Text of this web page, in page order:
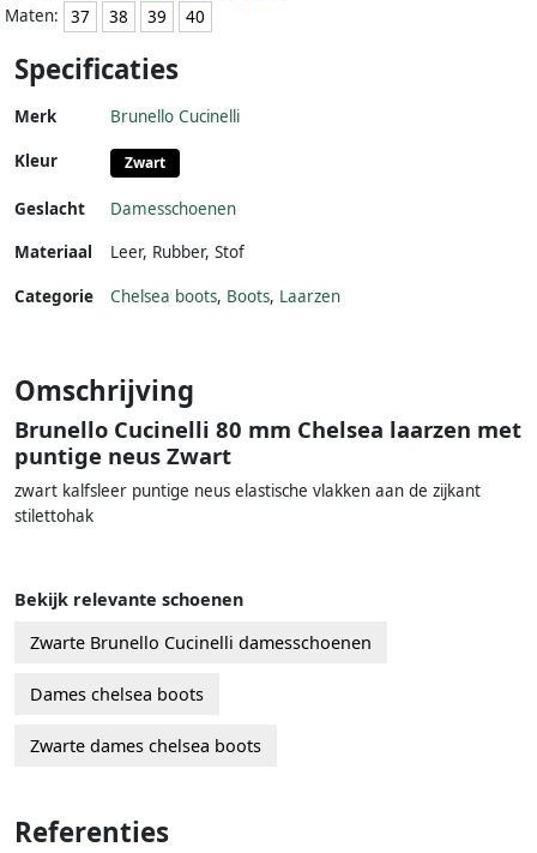
Maten:
37 38 39 40
Specificaties
Merk Brunello Cucinelli
Kleur Zwart
Geslacht
Damesschoenen
Materiaal
Leer, Rubber, Stof
Categorie Chelsea boots, Boots, Laarzen
Omschrijving
Brunello Cucinelli 80 mm Chelsea laarzen met
puntige neus Zwart
zwart kalfsleer puntige neus elastische vlakken aan de zijkant
stilettohak
Bekijk relevante schoenen
Zwarte Brunello Cucinelli damesschoenen
Dames chelsea boots
Zwarte dames chelsea boots
Referenties